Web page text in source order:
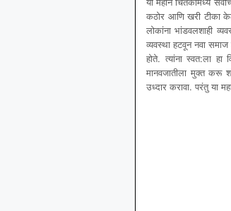
कठोर आणि खरी टीका
लोकांना भांडवलशाही
व्यवस्था हटवून नवा
होते. त्यांना स्वत:ला
मानवजातीला मुक्त करू
उध्दार करावा. परंतु या